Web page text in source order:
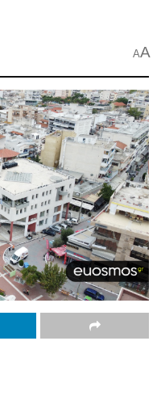
AA